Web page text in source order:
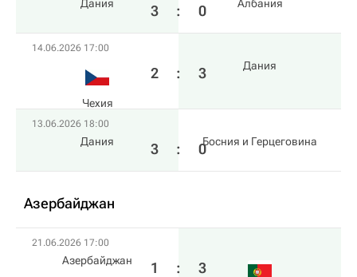
Дания 3 : 0 Албания
14.06.2026 17:00
Чехия
2 : 3 Дания
13.06.2026 18:00
Дания 3 : 0Босния и Герцеговина
Азербайджан
21.06.2026 17:00
Азербайджан 1 : 3